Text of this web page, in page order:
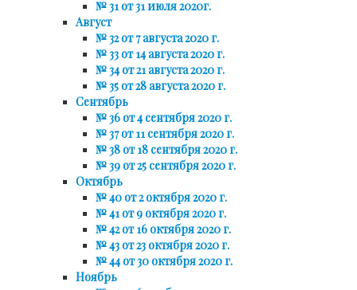
№ 31 от 31 июля 2020г.
Август
№ 32 от 7 августа 2020 г.
№ 33 от 14 августа 2020 г.
№ 34 от 21 августа 2020 г.
№ 35 от 28 августа 2020 г.
Сентябрь
№ 36 от 4 сентября 2020 г.
№ 37 от 11 сентября 2020 г.
№ 38 от 18 сентября 2020 г.
№ 39 от 25 сентября 2020 г.
Октябрь
№ 40 от 2 октября 2020 г.
№ 41 от 9 октября 2020 г.
№ 42 от 16 октября 2020 г.
№ 43 от 23 октября 2020 г.
№ 44 от 30 октября 2020 г.
Ноябрь